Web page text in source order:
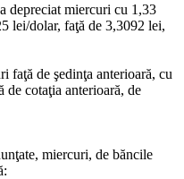
depreciat miercuri cu 1,33
lei/dolar, faţă de 3,3092 lei,
faţă de şedinţa anterioară, cu
cotaţia anterioară, de
miercuri, de băncile